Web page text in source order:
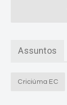
Assuntos
Criciúma EC